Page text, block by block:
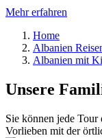
Mehr erfahren
Home
Albanien
Albanien mit
Unsere
Sie können jede Tour
Vorlieben mit der